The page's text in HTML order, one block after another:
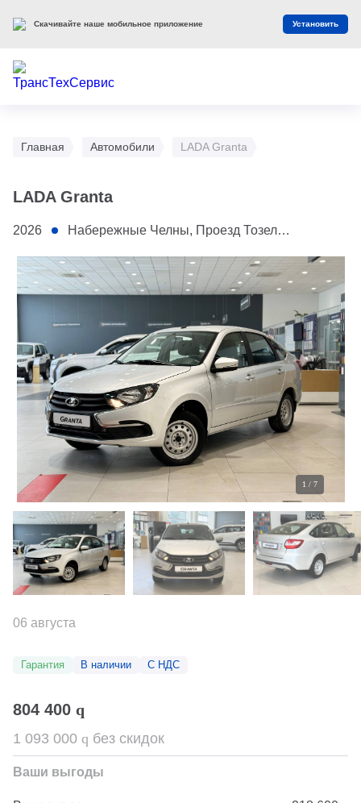
Главная Автомобили LADA Granta
LADA Granta
2026 Набережные Челны, Проезд ​Тозелеш, 27
1 / 7
06 августа
Гарантия В наличии С НДС
804 400 q
1 093 000 q без скидок
Ваши выгоды
Скачивайте наше мобильное приложение Установить